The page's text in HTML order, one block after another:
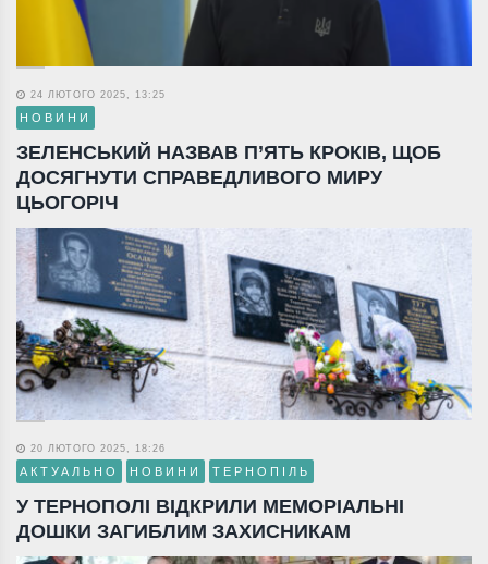
24 ЛЮТОГО 2025, 13:25
НОВИНИ
ЗЕЛЕНСЬКИЙ НАЗВАВ П’ЯТЬ КРОКІВ, ЩОБ
ДОСЯГНУТИ СПРАВЕДЛИВОГО МИРУ
ЦЬОГОРІЧ
20 ЛЮТОГО 2025, 18:26
АКТУАЛЬНО НОВИНИ ТЕРНОПІЛЬ
У ТЕРНОПОЛІ ВІДКРИЛИ МЕМОРІАЛЬНІ
ДОШКИ ЗАГИБЛИМ ЗАХИСНИКАМ